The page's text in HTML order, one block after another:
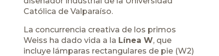
Católica de Valparaíso.
La concurrencia creativa de los primos
Weiss ha dado vida a la Línea W, que
incluye lámparas rectangulares de pie (W2)